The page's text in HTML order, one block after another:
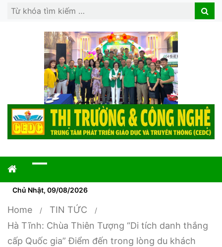
Search
Search
Chủ Nhật, 09/08/2026
Home
TIN TỨC
Hà Tĩnh: Chùa Thiên Tượng “Di tích danh thắng
cấp Quốc gia” Điểm đến trong lòng du khách